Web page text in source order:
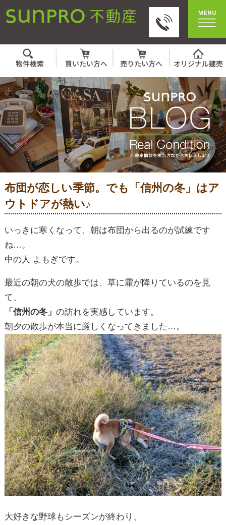
布団が恋しい季節。でも「信州の冬」はア
ウトドアが熱い♪
いっきに寒くなって、朝は布団から出るのが試練です
ね…。
最近の朝の犬の散歩では、草に霜が降りているのを見
て、
「信州の冬」の訪れを実感しています。
大好きな野球もシーズンが終わり、
（日本シリーズはソフトバンク、ワールドシリーズでは
ドジャース優勝でしたね！）
シーズンオフとともになんだか寂しい気分…でしたが、
落ち込んでばかりもいられません！
まずは王道の 「ウィンタースポーツ」 ！